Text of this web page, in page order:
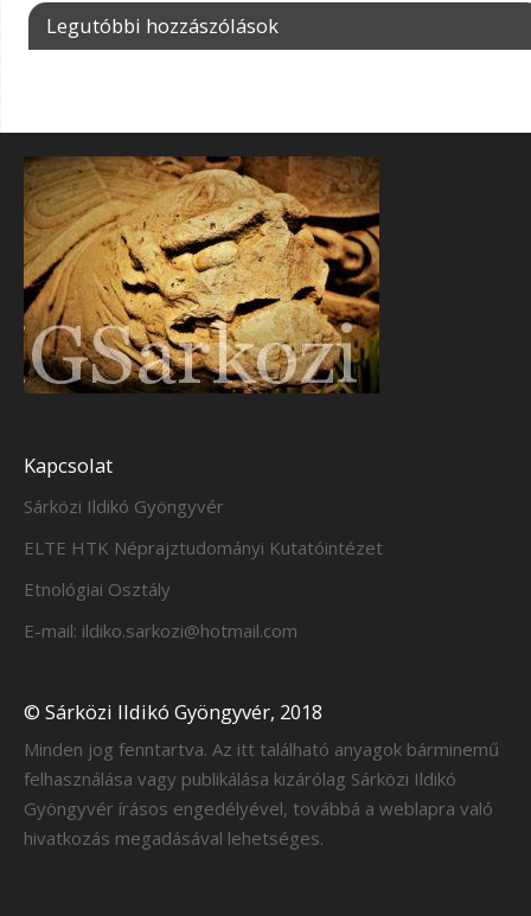
Legutóbbi hozzászólások
Kapcsolat
Sárközi Ildikó Gyöngyvér
ELTE HTK Néprajztudományi Kutatóintézet
Etnológiai Osztály
E-mail: ildiko.sarkozi@hotmail.com
© Sárközi Ildikó Gyöngyvér, 2018
Minden jog fenntartva. Az itt található anyagok bárminemű
felhasználása vagy publikálása kizárólag Sárközi Ildikó
Gyöngyvér írásos engedélyével, továbbá a weblapra való
hivatkozás megadásával lehetséges.